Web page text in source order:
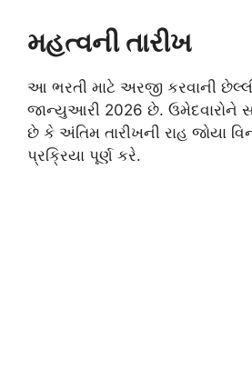
મહત્વની તારીખ
આ ભરતી માટે અરજી કરવાની
જાન્યુઆરી 2026 છે. ઉમેદવારોને
છે કે અંતિમ તારીખની રાહ જોયા
પ્રક્રિયા પૂર્ણ કરે.